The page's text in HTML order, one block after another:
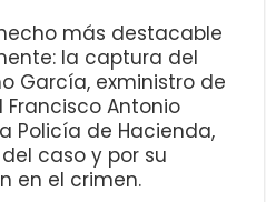
más destacable
la captura del
García, exministro de
Antonio
Policía de Hacienda,
caso y por su
en el crimen.